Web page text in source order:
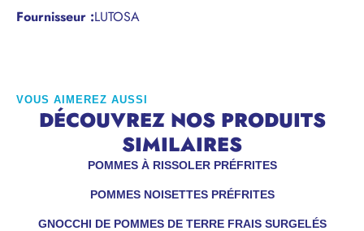
Fournisseur :LUTOSA
VOUS AIMEREZ AUSSI
DÉCOUVREZ NOS PRODUITS
SIMILAIRES
GNOCCHI DE POMMES DE TERRE FRAIS SURGELÉS
POMMES À RISSOLER PRÉFRITES
POMMES NOISETTES PRÉFRITES